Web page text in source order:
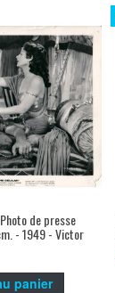
Photo de presse
- 1949 - Victor
panier